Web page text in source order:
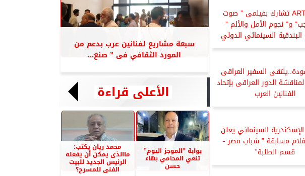
قنوات ART تشارك بفيلمى ” صوت
و” نجوم الأمل والألم ”
السينمائي الدولي
السفير العراقى
الدور العراقى بإتحاد
الفنانين العرب
السينمائي يعلن
مسابقة ” شباب مصر -
قسم الطلبة”
سبعة مشاريع لفنانين عرب بدعم من
المورد الثقافي فى ” صنع...
الأعلى قراءة
بوابة ”الموجز اليوم”
تنعي المحامي بهاء
حسن
محمد ريان يكتب:
ماالذى يمكن أن يفعله
الرئيس الجديد للبيت
الفنى للمسرح؟